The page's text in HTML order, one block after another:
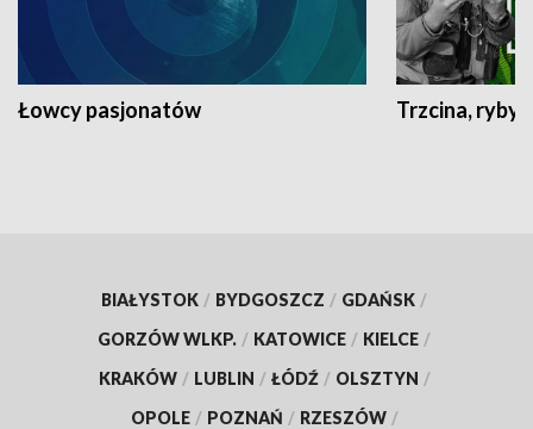
Łowcy pasjonatów Trzcina, ryby
BIAŁYSTOK / BYDGOSZCZ / GDAŃSK /
GORZÓW WLKP. / KATOWICE / KIELCE /
KRAKÓW / LUBLIN / ŁÓDŹ / OLSZTYN /
OPOLE / POZNAŃ / RZESZÓW /